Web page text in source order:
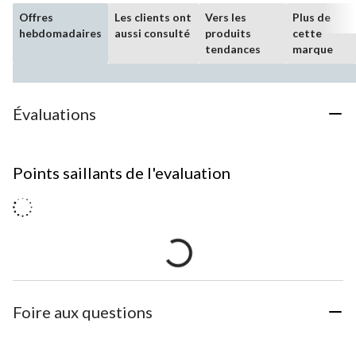
Offres
hebdomadaires
Les clients ont
aussi consulté
Vers les
produits
tendances
Plus de
cette
marque
Évaluations
Points saillants de l'evaluation
Foire aux questions